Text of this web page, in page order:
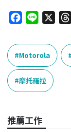
c
e
b
o
o
n
e
Motorola
摩托羅拉
推薦工作